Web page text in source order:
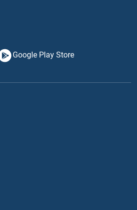
Google Play Store